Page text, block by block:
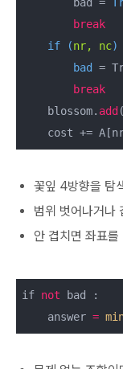
break
if (nr, nc)
        bad
=
break
    blossom.
add
꽃잎 4방향을 탐
범위 벗어나거나
안 겹치면 좌표
if not bad :
    answer
=